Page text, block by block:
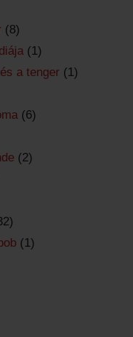
(8)
(1)
a tenger (1)
(6)
(2)
(1)